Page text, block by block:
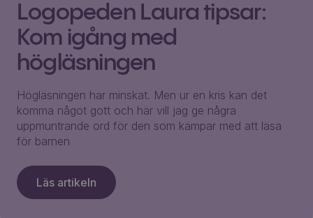
Logopeden Laura tipsar:
Kom igång med
högläsningen
Högläsningen har minskat. Men ur en kris kan det
komma något gott och här vill jag ge några
uppmuntrande ord för den som kämpar med att läsa
för barnen
Läs artikeln